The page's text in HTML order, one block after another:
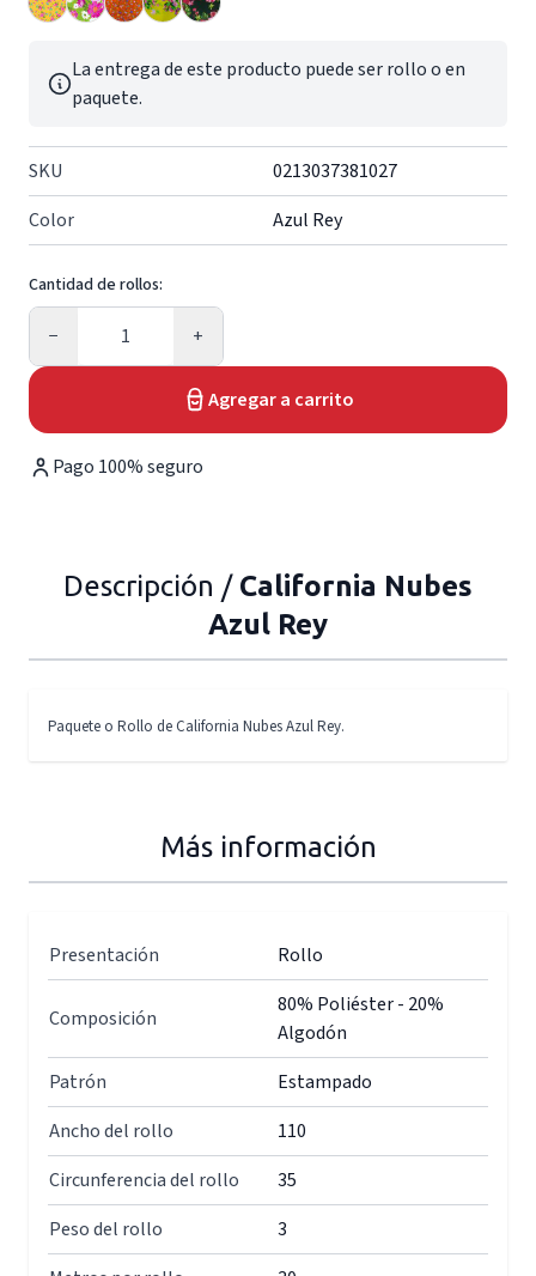
La entrega de este producto puede ser rollo o en
paquete.
SKU
0213037381027
Color
Azul Rey
Cantidad de rollos:
−
Cantidad
+
Agregar a carrito
Pago 100% seguro
Descripción / California Nubes
Azul Rey
Paquete o Rollo de California Nubes Azul Rey.
Más información
Presentación Rollo
Composición
80% Poliéster - 20%
Algodón
Patrón
Estampado
Ancho del rollo
110
Circunferencia del rollo
35
Peso del rollo
3